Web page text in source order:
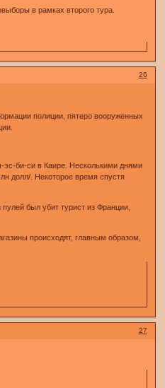
в рамках второго тура.
26
полиции, пятеро вооруженных
эc-би-си в Каире. Несколькими днями
долл/. Некоторое время спустя
был убит турист из Франции,
происходят, главным образом,
27